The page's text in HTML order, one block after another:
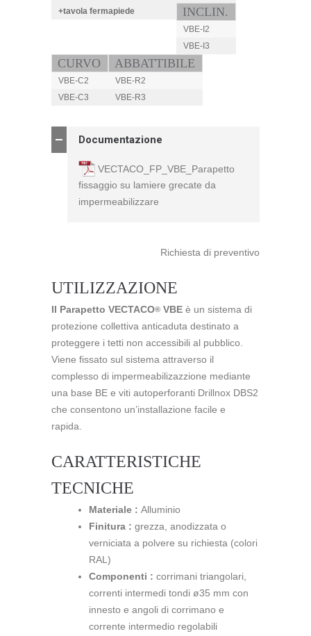
+tavola fermapiede
INCLIN.
VBE-I2
VBE-I3
CURVO
VBE-C2
VBE-C3
ABBATTIBILE
VBE-R2
VBE-R3
Documentazione
VECTACO_FP_VBE_Parapetto
fissaggio su lamiere grecate da
impermeabilizzare
Richiesta di preventivo
UTILIZZAZIONE
Il Parapetto VECTACO® VBE è un sistema di
protezione collettiva anticaduta destinato a
proteggere i tetti non accessibili al pubblico.
Viene fissato sul sistema attraverso il
complesso di impermeabilizazzione mediante
una base BE e viti autoperforanti Drillnox DBS2
che consentono un’installazione facile e
rapida.
CARATTERISTICHE
TECNICHE
Materiale : Alluminio
Finitura : grezza, anodizzata o
verniciata a polvere su richiesta (colori
RAL)
Componenti : corrimani triangolari,
correnti intermedi tondi ø35 mm con
innesto e angoli di corrimano e
corrente intermedio regolabili